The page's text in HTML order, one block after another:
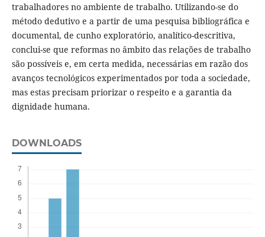
trabalhadores no ambiente de trabalho. Utilizando-se do
método dedutivo e a partir de uma pesquisa bibliográfica e
documental, de cunho exploratório, analítico-descritiva,
conclui-se que reformas no âmbito das relações de trabalho
são possíveis e, em certa medida, necessárias em razão dos
avanços tecnológicos experimentados por toda a sociedade,
mas estas precisam priorizar o respeito e a garantia da
dignidade humana.
DOWNLOADS